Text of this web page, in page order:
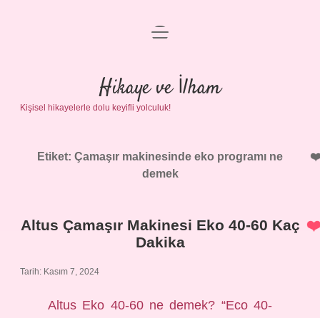
Anasayfa
Gizlilik Politikası
Yasal Uyarı
menüyü
Hikaye ve İlham
Kişisel hikayelerle dolu keyifli yolculuk!
Etiket: Çamaşır makinesinde eko programı ne
demek
Altus Çamaşır Makinesi Eko 40-60 Kaç
Dakika
Tarih: Kasım 7, 2024
Altus Eko 40-60 ne demek? “Eco 40-